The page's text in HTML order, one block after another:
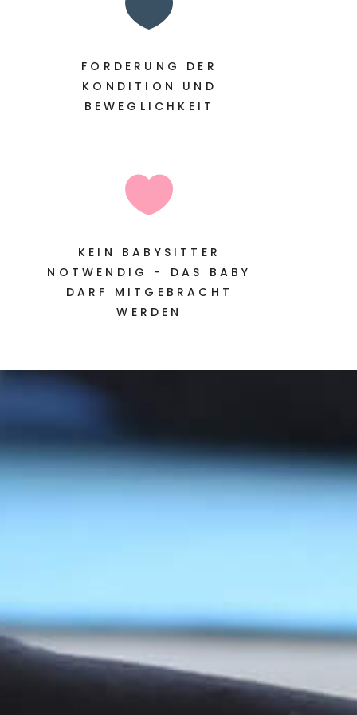
FÖRDERUNG DER
KONDITION UND
BEWEGLICHKEIT

KEIN BABYSITTER
NOTWENDIG - DAS BABY
DARF MITGEBRACHT
WERDEN